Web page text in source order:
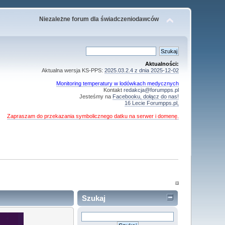
Niezależne forum dla świadczeniodawców
Aktualności:
Aktualna wersja KS-PPS: 2025.03.2.4 z dnia 2025-12-02
Monitoring temperatury w lodówkach medycznych
Kontakt redakcja@forumpps.pl
Jesteśmy na Facebooku, dołącz do nas!
16 Lecie Forumpps.pl,
Zapraszam do przekazania symbolicznego datku na serwer i domenę.
Szukaj